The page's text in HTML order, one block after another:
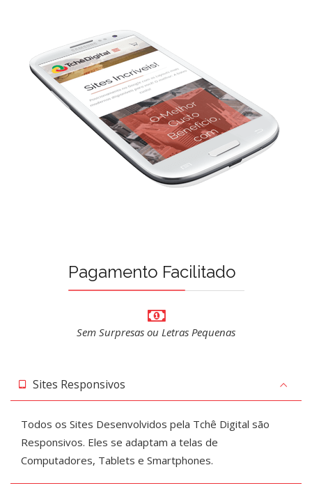
Pagamento Facilitado
Sem Surpresas ou Letras Pequenas
Sites Responsivos
Todos os Sites Desenvolvidos pela Tchê Digital são
Responsivos. Eles se adaptam a telas de
Computadores, Tablets e Smartphones.